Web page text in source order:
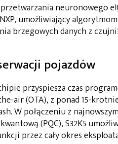
neuronowego
umożliwiający
brzegowych danych z
pojazdów
przyspiesza czas
air (OTA), z ponad 15-
W połączeniu z
(PQC), S32K5
przez cały okres